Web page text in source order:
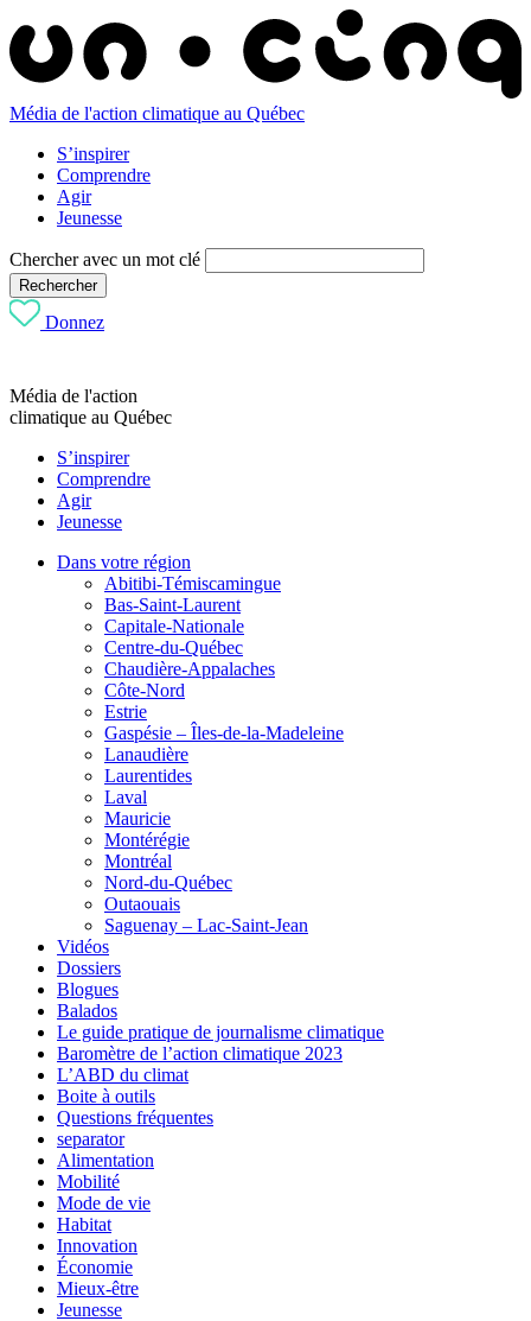
Média de l'action climatique au Québec
S’inspirer
Comprendre
Agir
Jeunesse
Chercher avec un mot clé
Rechercher
Donnez
Média de l'action
climatique au Québec
S’inspirer
Comprendre
Agir
Jeunesse
Dans votre région
Abitibi-Témiscamingue
Bas-Saint-Laurent
Capitale-Nationale
Centre-du-Québec
Chaudière-Appalaches
Côte-Nord
Estrie
Gaspésie – Îles-de-la-Madeleine
Lanaudière
Laurentides
Laval
Mauricie
Montérégie
Montréal
Nord-du-Québec
Outaouais
Saguenay – Lac-Saint-Jean
Vidéos
Dossiers
Blogues
Balados
Le guide pratique de journalisme climatique
Baromètre de l’action climatique 2023
L’ABD du climat
Boite à outils
Questions fréquentes
separator
Alimentation
Mobilité
Mode de vie
Habitat
Innovation
Économie
Mieux-être
Jeunesse